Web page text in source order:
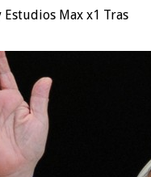
Max x1 Tras